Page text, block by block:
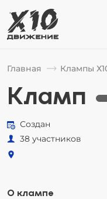
Главная Клампы
Кламп
Создан
38 участников
О клампе